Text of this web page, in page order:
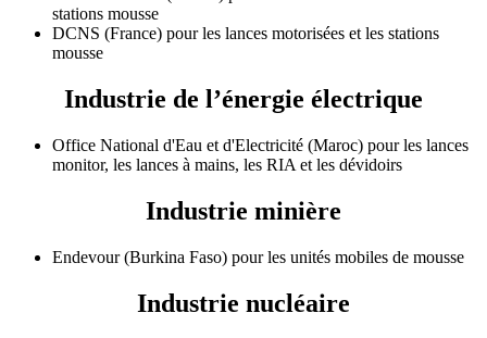
stations mousse
DCNS (France) pour les lances motorisées et les stations
mousse
Industrie de l’énergie électrique
Office National d'Eau et d'Electricité (Maroc) pour les lances
monitor, les lances à mains, les RIA et les dévidoirs
Industrie minière
Endevour (Burkina Faso) pour les unités mobiles de mousse
Industrie nucléaire